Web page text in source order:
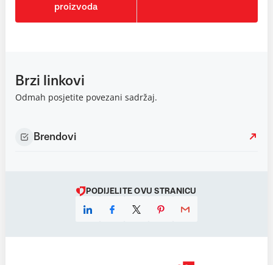
proizvoda
Brzi linkovi
Odmah posjetite povezani sadržaj.
Brendovi
PODIJELITE OVU STRANICU